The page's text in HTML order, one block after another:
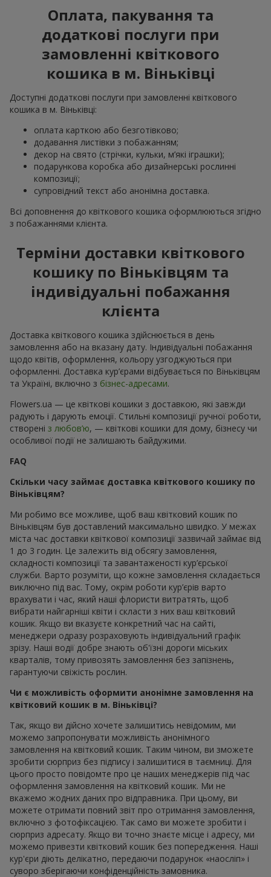
Оплата, пакування та
додаткові послуги при
замовленні квіткового
кошика в м. Віньківці
Доступні додаткові послуги при замовленні квіткового
кошика в м. Віньківці:
оплата карткою або безготівково;
додавання листівки з побажанням;
декор на свято (стрічки, кульки, м’які іграшки);
подарункова коробка або дизайнерські рослинні
композиції;
супровідний текст або анонімна доставка.
Всі доповнення до квіткового кошика оформлюються згідно
з побажаннями клієнта.
Терміни доставки квіткового
кошику по Віньківцям та
індивідуальні побажання
клієнта
Доставка квіткового кошика здійснюється в день
замовлення або на вказану дату. Індивідуальні побажання
щодо квітів, оформлення, кольору узгоджуються при
оформленні. Доставка кур’єрами відбувається по Віньківцям
та Україні, включно з бізнес-адресами.
Flowers.ua — це квіткові кошики з доставкою, які завжди
радують і дарують емоції. Стильні композиції ручної роботи,
створені з любов’ю, — квіткові кошики для дому, бізнесу чи
особливої події не залишають байдужими.
FAQ
Скільки часу займає доставка квіткового кошику по
Віньківцям?
Ми робимо все можливе, щоб ваш квітковий кошик по
Віньківцям був доставлений максимально швидко. У межах
міста час доставки квіткової композиції зазвичай займає від
1 до 3 годин. Це залежить від обсягу замовлення,
складності композиції та завантаженості кур’єрської
служби. Варто розуміти, що кожне замовлення складається
виключно під вас. Тому, окрім роботи кур’єрів варто
врахувати і час, який наші флористи витратять, щоб
вибрати найгарніші квіти і скласти з них ваш квітковий
кошик. Якщо ви вказуєте конкретний час на сайті,
менеджери одразу розраховують індивідуальний графік
зрізу. Наші водії добре знають об'їзні дороги міських
кварталів, тому привозять замовлення без запізнень,
гарантуючи свіжість рослин.
Чи є можливість оформити анонімне замовлення на
квітковий кошик в м. Віньківці?
Так, якщо ви дійсно хочете залишитись невідомим, ми
можемо запропонувати можливість анонімного
замовлення на квітковий кошик. Таким чином, ви зможете
зробити сюрприз без підпису і залишитися в таємниці. Для
цього просто повідомте про це наших менеджерів під час
оформлення замовлення на квітковий кошик. Ми не
вкажемо жодних даних про відправника. При цьому, ви
можете отримати повний звіт про отримання замовлення,
включно з фотофіксацією. Так само ви можете зробити і
сюрприз адресату. Якщо ви точно знаєте місце і адресу, ми
можемо привезти квітковий кошик без попередження. Наші
кур'єри діють делікатно, передаючи подарунок «наосліп» і
суворо зберігаючи конфіденційність замовника.